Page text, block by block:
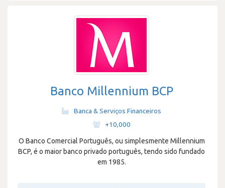
Banco Millennium BCP
Banca & Serviços Financeiros
+10,000
O Banco Comercial Português, ou simplesmente Millennium
BCP, é o maior banco privado português, tendo sido fundado
em 1985.